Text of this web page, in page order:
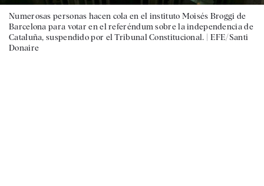
Numerosas personas hacen cola en el instituto Moisés Broggi de
Barcelona para votar en el referéndum sobre la independencia de
Cataluña, suspendido por el Tribunal Constitucional. | EFE/Santi
Donaire